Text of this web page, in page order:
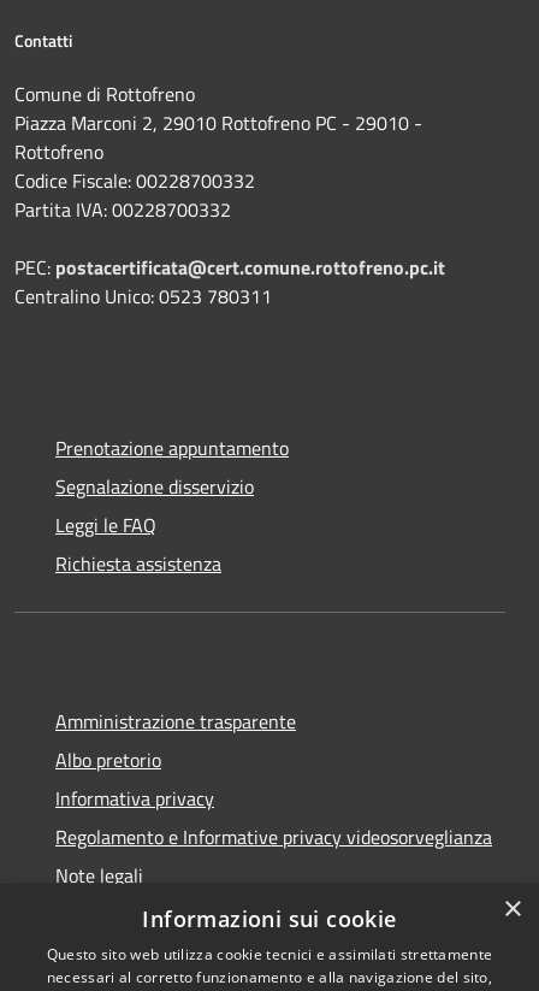
Contatti
Comune di Rottofreno
Piazza Marconi 2, 29010 Rottofreno PC - 29010 -
Rottofreno
Codice Fiscale: 00228700332
Partita IVA: 00228700332
PEC: postacertificata@cert.comune.rottofreno.pc.it
Centralino Unico: 0523 780311
Prenotazione appuntamento
Segnalazione disservizio
Leggi le FAQ
Richiesta assistenza
Amministrazione trasparente
Albo pretorio
Informativa privacy
Regolamento e Informative privacy videosorveglianza
Note legali
Dichiarazione di accessibilità
×
Informazioni sui cookie
Questo sito web utilizza cookie tecnici e assimilati strettamente
necessari al corretto funzionamento e alla navigazione del sito,